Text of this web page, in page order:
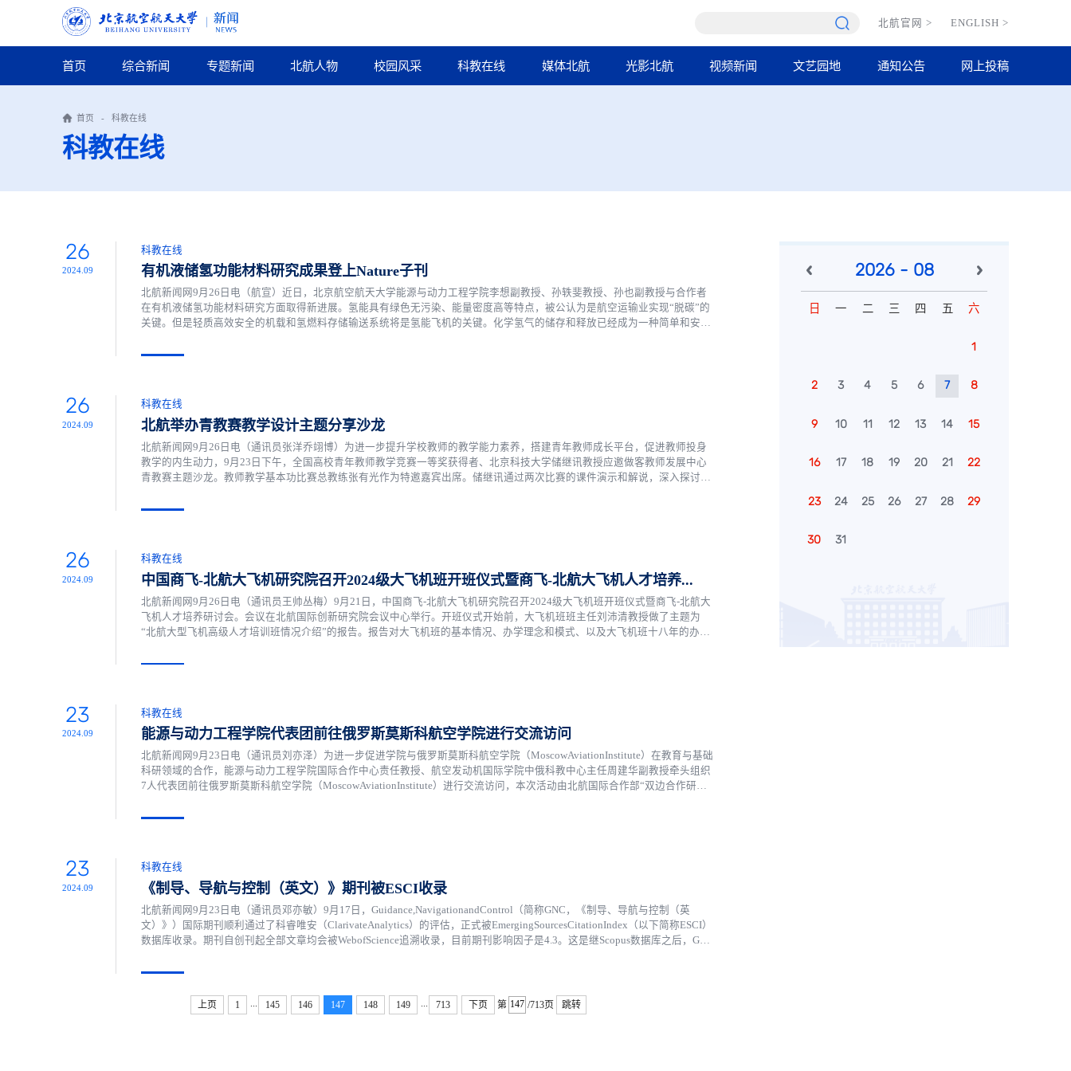
北航官网 > ENGLISH >
首页 综合新闻 专题新闻 北航人物 校园风采 科教在线 媒体北航 光影北航 视频新闻 文艺园地 通知公告 网上投稿
首页 - 科教在线
科教在线
26
2024.09
科教在线
有机液储氢功能材料研究成果登上Nature子刊
北航新闻网9月26日电（航宣）近日，北京航空航天大学能源与动力工程学院李想副教授、孙轶斐教授、孙也副教授与合作者
在有机液储氢功能材料研究方面取得新进展。氢能具有绿色无污染、能量密度高等特点，被公认为是航空运输业实现“脱碳”的
关键。但是轻质高效安全的机载和氢燃料存储输送系统将是氢能飞机的关键。化学氢气的储存和释放已经成为一种简单和安全
26
2024.09
科教在线
​北航举办青教赛教学设计主题分享沙龙
北航新闻网9月26日电（通讯员张洋乔翊博）为进一步提升学校教师的教学能力素养，搭建青年教师成长平台，促进教师投身
教学的内生动力，9月23日下午，全国高校青年教师教学竞赛一等奖获得者、北京科技大学储继讯教授应邀做客教师发展中心
青教赛主题沙龙。教师教学基本功比赛总教练张有光作为特邀嘉宾出席。储继讯通过两次比赛的课件演示和解说，深入探讨知
26
2024.09
科教在线
中国商飞-北航大飞机研究院召开2024级大飞机班开班仪式暨商飞-北航大飞机人才培养...
北航新闻网9月26日电（通讯员王帅丛梅）9月21日，中国商飞-北航大飞机研究院召开2024级大飞机班开班仪式暨商飞-北航大
飞机人才培养研讨会。会议在北航国际创新研究院会议中心举行。开班仪式开始前，大飞机班班主任刘沛清教授做了主题为
“北航大型飞机高级人才培训班情况介绍”的报告。报告对大飞机班的基本情况、办学理念和模式、以及大飞机班十八年的办学
未来的航空事业做出贡献。开...
23
2024.09
科教在线
能源与动力工程学院代表团前往俄罗斯莫斯科航空学院进行交流访问
北航新闻网9月23日电（通讯员刘亦泽）为进一步促进学院与俄罗斯莫斯科航空学院（MoscowAviationInstitute）在教育与基础
科研领域的合作，能源与动力工程学院国际合作中心责任教授、航空发动机国际学院中俄科教中心主任周建华副教授牵头组织
7人代表团前往俄罗斯莫斯科航空学院（MoscowAviationInstitute）进行交流访问，本次活动由北航国际合作部“双边合作研讨
23
2024.09
科教在线
《制导、导航与控制（英文）》期刊被ESCI收录
北航新闻网9月23日电（通讯员邓亦敏）9月17日，Guidance,NavigationandControl（简称GNC，《制导、导航与控制（英
文）》）国际期刊顺利通过了科睿唯安（ClarivateAnalytics）的评估，正式被EmergingSourcesCitationIndex（以下简称ESCI）
数据库收录。期刊自创刊起全部文章均会被WebofScience追溯收录，目前期刊影响因子是4.3。这是继Scopus数据库之后，GNC
上页 1 ... 145 146 147 148 149 ... 713 下页 第 /713页 跳转
2026 - 08
日 一 二 三 四 五 六
1
2 3 4 5 6 7 8
9 10 11 12 13 14 15
16 17 18 19 20 21 22
23 24 25 26 27 28 29
30 31